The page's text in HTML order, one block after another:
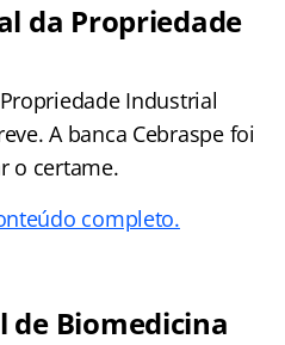
da Propriedade
Industrial
A banca Cebraspe foi
o certame.
completo.
de Biomedicina